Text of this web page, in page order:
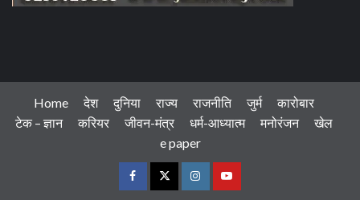
Home देश दुनिया राज्य राजनीति जुर्म
कारोबार
टेक – ज्ञान
करियर जीवन-मंत्र धर्म-आध्यात्म मनोरंजन
खेल
e paper
FacebookTwitterInstagramYoutube